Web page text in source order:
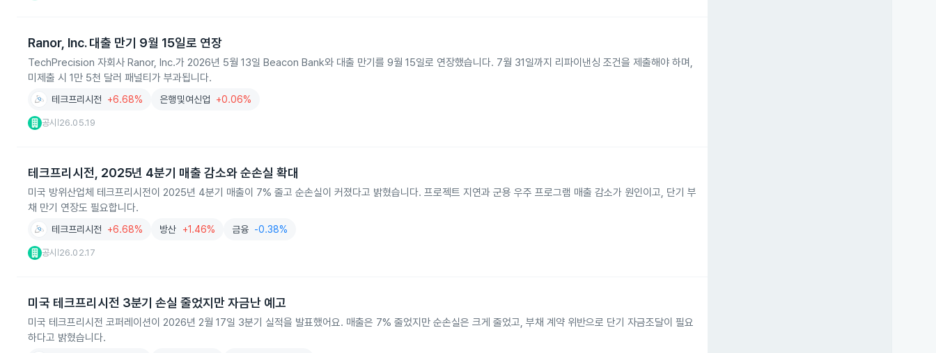
Ranor, Inc. 대출 만기 9월 15일로 연장
TechPrecision 자회사 Ranor, Inc.가 2026년 5월 13일 Beacon Bank와 대출 만기를 9월 15일로 연장했습니다. 7월 31일까지 리파이낸싱 조건을 제출해야 하며,
미제출 시 1만 5천 달러 패널티가 부과됩니다.
테크프리시전 +6.68% 은행및여신업 +0.06%
공시 26.05.19
테크프리시전, 2025년 4분기 매출 감소와 순손실 확대
미국 방위산업체 테크프리시전이 2025년 4분기 매출이 7% 줄고 순손실이 커졌다고 밝혔습니다. 프로젝트 지연과 군용 우주 프로그램 매출 감소가 원인이고, 단기 부
채 만기 연장도 필요합니다.
테크프리시전 +6.68% 방산 +1.46% 금융 -0.38%
공시 26.02.17
미국 테크프리시전 3분기 손실 줄었지만 자금난 예고
미국 테크프리시전 코퍼레이션이 2026년 2월 17일 3분기 실적을 발표했어요. 매출은 7% 줄었지만 순손실은 크게 줄었고, 부채 계약 위반으로 단기 자금조달이 필요
하다고 밝혔습니다.